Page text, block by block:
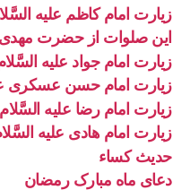
زیارت امام کاظم علیه
این صلوات از حضرت
زیارت امام جواد علیه
زیارت امام حسن عسکری
زیارت امام رضا علیه السَّلام
زیارت امام هادی علیه
حدیث کساء
دعای ماه مبارک رمضان